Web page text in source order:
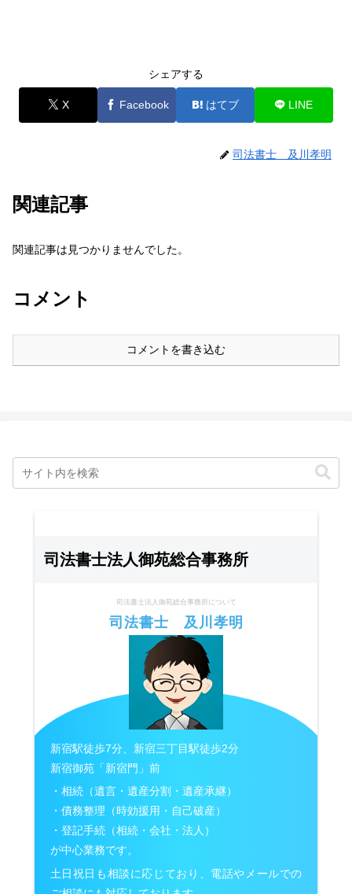
シェアする
X Facebook はてブ LINE
司法書士 及川孝明
関連記事
関連記事は見つかりませんでした。
コメント
コメントを書き込む
司法書士法人御苑総合事務所
司法書士法人御苑総合事務所について
司法書士 及川孝明
新宿駅徒歩7分、新宿三丁目駅徒歩2分
新宿御苑「新宿門」前
・相続（遺言・遺産分割・遺産承継）
・債務整理（時効援用・自己破産）
・登記手続（相続・会社・法人）
が中心業務です。
土日祝日も相談に応じており、電話やメールでの